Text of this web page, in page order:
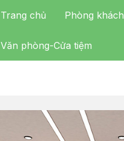
Trang chủ Phòng khách
Văn phòng-Cửa tiệm